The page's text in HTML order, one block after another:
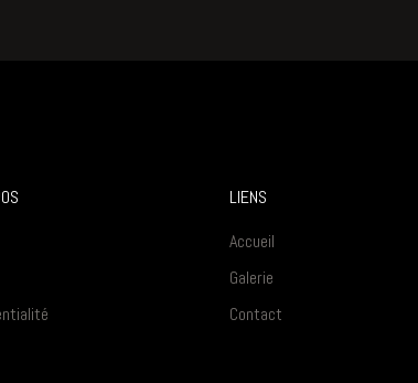
LIENS
Accueil
Galerie
Contact